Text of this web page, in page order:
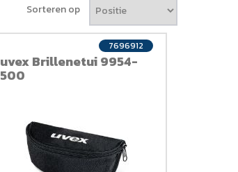
Sorteren op
uvex Brillenetui 9954-
500
7696912